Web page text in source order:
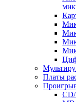
Платы